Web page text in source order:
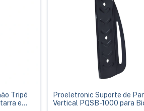
Tripé
e
Proeletronic Suporte de
Vertical PQSB-1000 para